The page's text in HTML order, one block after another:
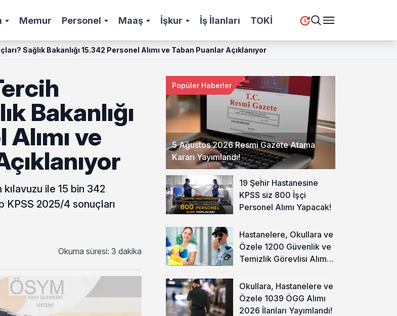
Memur Personel Maaş İşkur İş İlanları TOKİ
Sağlık Bakanlığı 15.342 Personel Alımı ve Taban Puanlar Açıklanıyor
Bakanlığı
ve
kılavuzu ile 15 bin 342
KPSS 2025/4 sonuçları
Okuma süresi: 3 dakika
5 Ağustos 2026 Resmi Gazete Atama
Kararı Yayımlandı!
Popüler Haberler
19 Şehir Hastanesine
KPSS siz 800 İşçi
Personel Alımı Yapacak!
Hastanelere, Okullara ve
Özele 1200 Güvenlik ve
Temizlik Görevlisi Alımı
Okullara, Hastanelere ve
Özele 1039 ÖGG Alımı
2026 İlanları Yayımlandı!